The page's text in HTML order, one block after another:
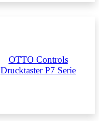
OTTO Controls
Drucktaster P7 Serie